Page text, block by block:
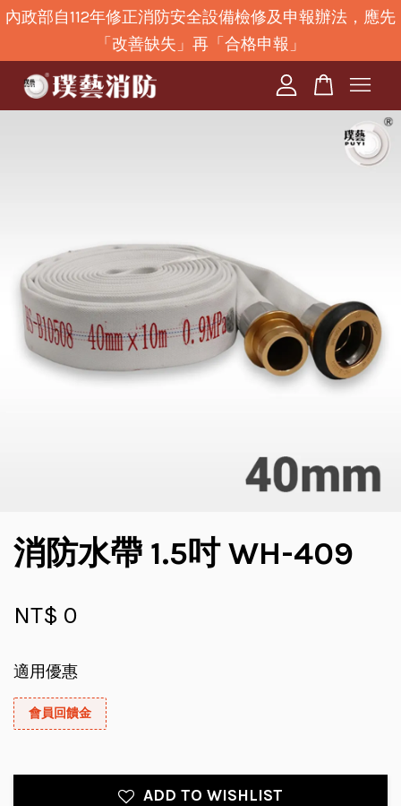
內政部自112年修正消防安全設備檢修及申報辦法，應先
「改善缺失」再「合格申報」
消防水帶 1.5吋 WH-409
NT$ 0
適用優惠
會員回饋金
ADD TO WISHLIST
您的購物車目前還是空的。